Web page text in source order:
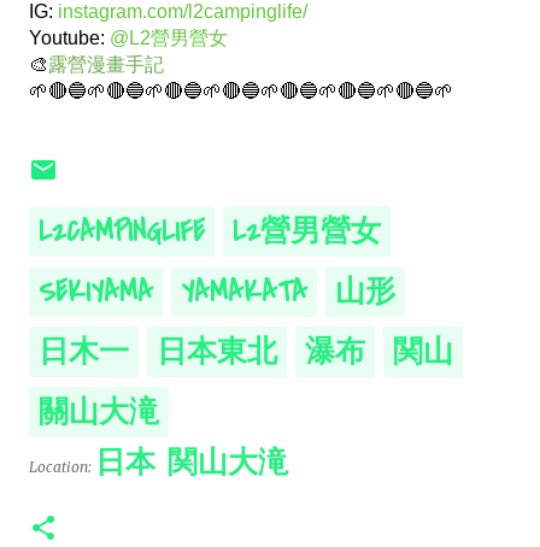
IG: instagram.com/l2campinglife/
Youtube: @L2營男營女
🎨露營漫畫手記
🌱🔴🔵🌱🔴🔵🌱🔴🔵🌱🔴🔵🌱🔴🔵🌱🔴🔵🌱🔴🔵🌱
L2CAMPINGLIFE
L2營男營女
SEKIYAMA
YAMAKATA
山形
日木一
日本東北 瀑布
関山
關山大滝
Location: 日本 関山大滝